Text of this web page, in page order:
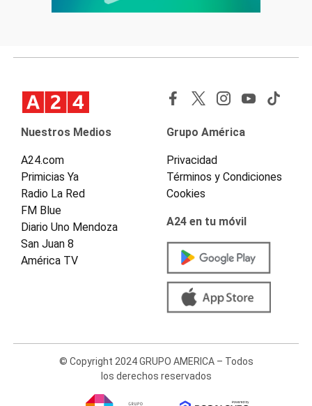
Nuestros Medios
A24.com
Primicias Ya
Radio La Red
FM Blue
Diario Uno Mendoza
San Juan 8
América TV
Grupo América
Privacidad
Términos y Condiciones
Cookies
A24 en tu móvil
© Copyright 2024 GRUPO AMERICA – Todos
los derechos reservados